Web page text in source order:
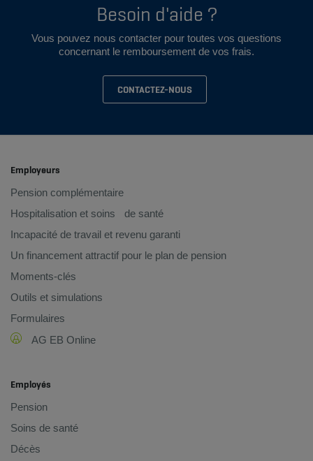
Besoin d'aide ?
Vous pouvez nous contacter pour toutes vos questions
concernant le remboursement de vos frais.
CONTACTEZ-NOUS
Employeurs
Pension complémentaire
Hospitalisation et soins de santé
Incapacité de travail et revenu garanti
Un financement attractif pour le plan de pension
Moments-clés
Outils et simulations
Formulaires
AG EB Online
Employés
Pension
Soins de santé
Décès